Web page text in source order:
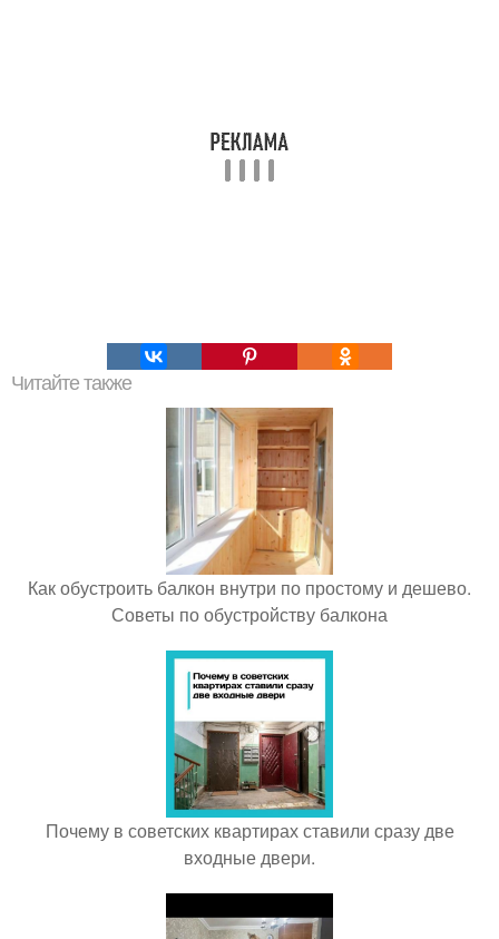
Читайте также
Как обустроить балкон внутри по простому и дешево.
Советы по обустройству балкона
Почему в советских квартирах ставили сразу две
входные двери.